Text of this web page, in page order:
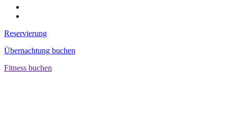
Reservierung
Übernachtung buchen
Fitness buchen